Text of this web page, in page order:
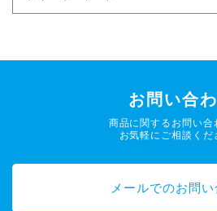
お問い合
商品に関するお問い合
お気軽にご相談くだ
メールでのお問